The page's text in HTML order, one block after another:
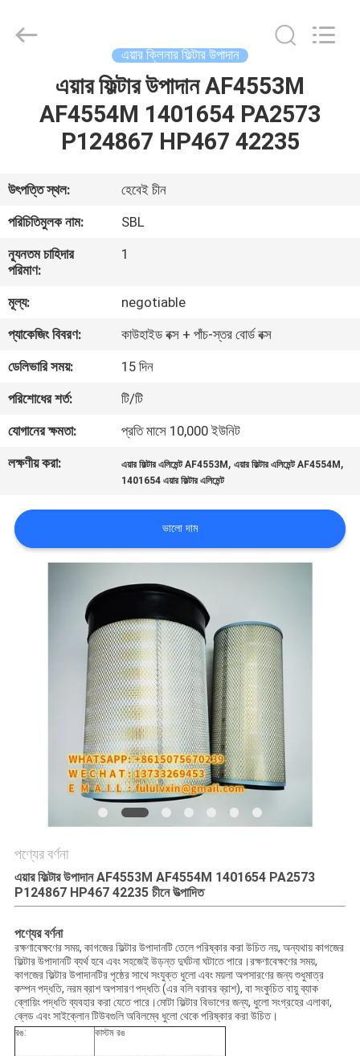
ভিডিও
আমাদের
সম্পর্কে
কারখানা
ভ্রমণ
মান
নিয়ন্ত্রণ
করুন
PRIVACY
POLICY
এয়ার ক্লিনার ফিল্টার উপাদান
এয়ার ফিল্টার উপাদান AF4553M
AF4554M 1401654 PA2573
P124867 HP467 42235
উৎপত্তি স্থল:
হেবেই চীন
পরিচিতিমুলক নাম:
SBL
ন্যূনতম চাহিদার
পরিমাণ:
1
মূল্য:
negotiable
প্যাকেজিং বিবরণ:
কাউহাইড বক্স + পাঁচ-স্তর বোর্ড বক্স
ডেলিভারি সময়:
15 দিন
পরিশোধের শর্ত:
টি/টি
যোগানের ক্ষমতা:
প্রতি মাসে 10,000 ইউনিট
লক্ষণীয় করা:
এয়ার ফিল্টার এলিমেন্ট AF4553M ,এয়ার ফিল্টার এলিমেন্ট AF4554M ,
1401654 এয়ার ফিল্টার এলিমেন্ট
ভালো দাম
পণ্যের বর্ণনা
এয়ার ফিল্টার উপাদান AF4553M AF4554M 1401654 PA2573
P124867 HP467 42235 চীনে উত্পাদিত
পণ্যের বর্ণনা
রক্ষণাবেক্ষণের সময়, কাগজের ফিল্টার উপাদানটি তেলে পরিষ্কার করা উচিত নয়, অন্যথায় কাগজের
ফিল্টার উপাদানটি ব্যর্থ হবে এবং সহজেই উড়ন্ত দুর্ঘটনা ঘটাতে পারে।রক্ষণাবেক্ষণের সময়,
কাগজের ফিল্টার উপাদানটির পৃষ্ঠের সাথে সংযুক্ত ধুলো এবং ময়লা অপসারণের জন্য শুধুমাত্র
কম্পন পদ্ধতি, নরম ব্রাশ অপসারণ পদ্ধতি (এর বলি বরাবর ব্রাশ), বা সংকুচিত বায়ু ব্যাক
ব্লোয়িং পদ্ধতি ব্যবহার করা যেতে পারে।মোটা ফিল্টার বিভাগের জন্য, ধুলো সংগ্রহের এলাকা,
ব্লেড এবং সাইক্লোন টিউবগুলি অবিলম্বে ধুলো থেকে পরিষ্কার করা উচিত।
রঙ: কাস্টম রঙ